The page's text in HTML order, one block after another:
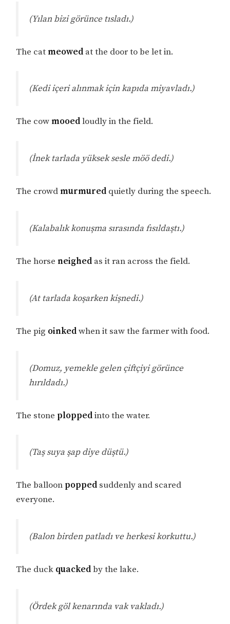
(Yılan bizi görünce tısladı.)
The catmeowed at the door to be let in.
(Kedi içeri alınmak için kapıda miyavladı.)
The cowmooedloudly in the field.
(İnek tarlada yüksek sesle möö dedi.)
The crowdmurmured quietly during the speech.
(Kalabalık konuşma sırasında fısıldaştı.)
The horseneighed as it ran across the field.
(At tarlada koşarken kişnedi.)
The pig oinkedwhen it saw the farmer with food.
(Domuz, yemekle gelen çiftçiyi görünce
hırıldadı.)
The stone ploppedinto the water.
(Taş suya şap diye düştü.)
The balloon popped suddenly and scared
everyone.
(Balon birden patladı ve herkesi korkuttu.)
The duck quackedby the lake.
(Ördek göl kenarında vak vakladı.)